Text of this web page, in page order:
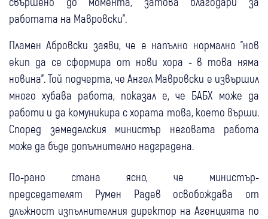
работата на Мавровски".
Пламен Абровски заяви, че е напълно нормално "нов
екип да се сформира от нови хора - в това няма
новина". Той подчерта, че Ангел Мавровски е извършил
много хубава работа, показал е, че БАБХ може да
работи и да комуникира с хората това, което върши.
Според земеделския министър неговата работа
може да бъде допълнително надградена.
По-рано стана ясно, че министър-
председателят Румен Радев освобождава от
длъжност изпълнителния директор на Агенцията по